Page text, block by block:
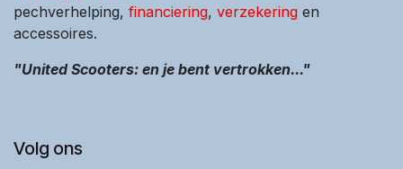
pechverhelping, financiering, verzekering en
accessoires.
"United Scooters: en je bent vertrokken..."
Volg ons